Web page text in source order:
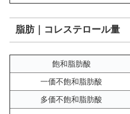
脂肪｜コレステロール量
飽和脂肪酸
一価不飽和脂肪酸
多価不飽和脂肪酸